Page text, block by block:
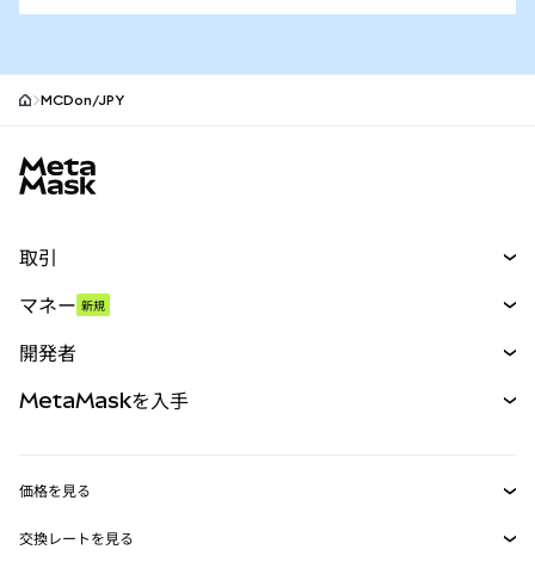
MCDon/JPY
取引
パーペチュアル
RWA
マネー 新規
開発者
MetaMask Connect
MetaMaskを入手
価格を見る
イーサリアムの価格
交換レートを見る